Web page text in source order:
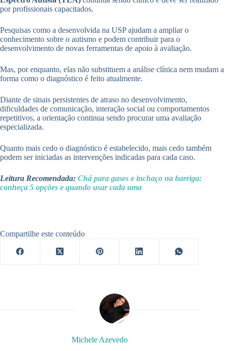
por profissionais capacitados.
Pesquisas como a desenvolvida na USP ajudam a ampliar o
conhecimento sobre o autismo e podem contribuir para o
desenvolvimento de novas ferramentas de apoio à avaliação.
Mas, por enquanto, elas não substituem a análise clínica nem mudam a
forma como o diagnóstico é feito atualmente.
Diante de sinais persistentes de atraso no desenvolvimento,
dificuldades de comunicação, interação social ou comportamentos
repetitivos, a orientação continua sendo procurar uma avaliação
especializada.
Quanto mais cedo o diagnóstico é estabelecido, mais cedo também
podem ser iniciadas as intervenções indicadas para cada caso.
Leitura Recomendada: Chá para gases e inchaço na barriga:
conheça 5 opções e quando usar cada uma
Compartilhe este conteúdo
Michele Azevedo